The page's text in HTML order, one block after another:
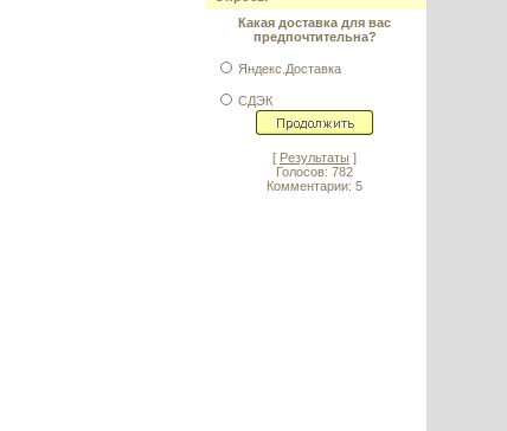
Какая доставка для вас
предпочтительна?
Яндекс.Доставка
СДЭК
[ Результаты ]
Голосов: 782
Комментарии: 5